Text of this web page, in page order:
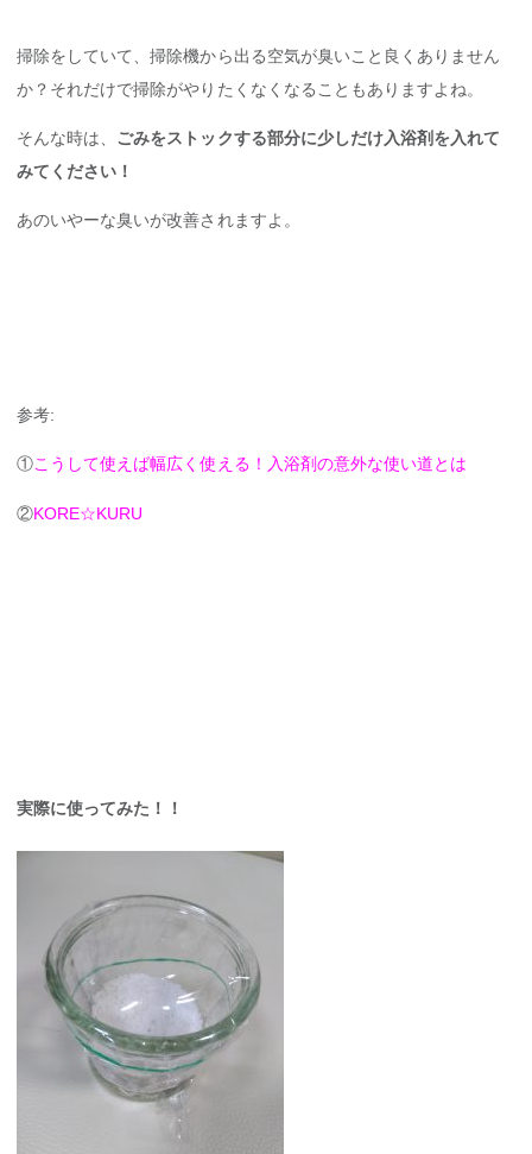
掃除をしていて、掃除機から出る空気が臭いこと良くありません
か？それだけで掃除がやりたくなくなることもありますよね。
そんな時は、 ごみをストックする部分に少しだけ入浴剤を入れて
みてください！
あのいやーな臭いが改善されますよ。
参考:
①こうして使えば幅広く使える！入浴剤の意外な使い道とは
②KORE☆KURU
実際に使ってみた！！